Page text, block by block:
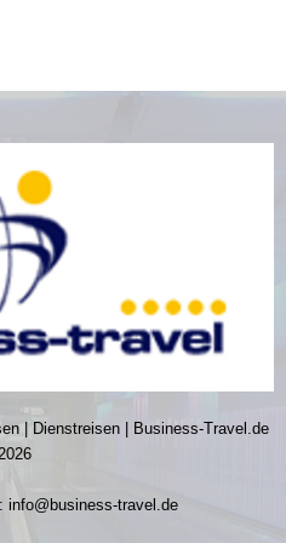
| Dienstreisen | Business-Travel.de
info@business-travel.de